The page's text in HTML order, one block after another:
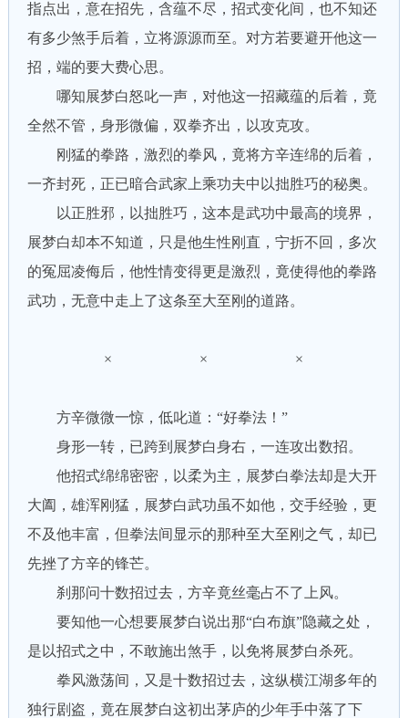
指点出，意在招先，含蕴不尽，招式变化间，也不知还
有多少煞手后着，立将源源而至。对方若要避开他这一
招，端的要大费心思。
哪知展梦白怒叱一声，对他这一招藏蕴的后着，竟
全然不管，身形微偏，双拳齐出，以攻克攻。
刚猛的拳路，激烈的拳风，竟将方辛连绵的后着，
一齐封死，正已暗合武家上乘功夫中以拙胜巧的秘奥。
以正胜邪，以拙胜巧，这本是武功中最高的境界，
展梦白却本不知道，只是他生性刚直，宁折不回，多次
的冤屈凌侮后，他性情变得更是激烈，竟使得他的拳路
武功，无意中走上了这条至大至刚的道路。
× × ×
方辛微微一惊，低叱道：“好拳法！”
身形一转，已跨到展梦白身右，一连攻出数招。
他招式绵绵密密，以柔为主，展梦白拳法却是大开
大阖，雄浑刚猛，展梦白武功虽不如他，交手经验，更
不及他丰富，但拳法间显示的那种至大至刚之气，却已
先挫了方辛的锋芒。
刹那问十数招过去，方辛竟丝毫占不了上风。
要知他一心想要展梦白说出那“白布旗”隐藏之处，
是以招式之中，不敢施出煞手，以免将展梦白杀死。
拳风激荡间，又是十数招过去，这纵横江湖多年的
独行剧盗，竟在展梦白这初出茅庐的少年手中落了下